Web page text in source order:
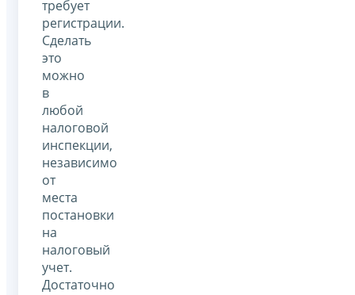
требует
регистрации.
Сделать
это
можно
в
любой
налоговой
инспекции,
независимо
от
места
постановки
на
налоговый
учет.
Достаточно